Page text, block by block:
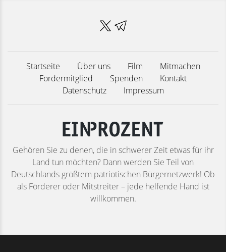
Startseite Über uns Film
Mitmachen
Fördermitglied
Spenden
Kontakt
Datenschutz
Impressum
Gehören Sie zu denen, die in schwerer Zeit etwas für ihr
Land tun möchten? Dann werden Sie Teil von
Deutschlands größtem patriotischen Bürgernetzwerk! Ob
als Förderer oder Mitstreiter – jede helfende Hand ist
willkommen.